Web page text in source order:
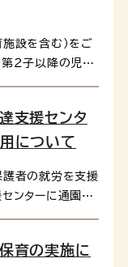
設を含む）をご
２子以降の児童
支援センタ
について
護者の就労を支援
ンターに通園す
育の実施に